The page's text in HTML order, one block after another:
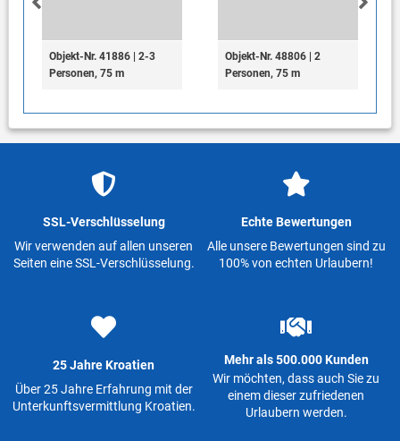
Objekt-Nr. 41886 | 2-3
Personen, 75 m
Objekt-Nr. 48806 | 2
Personen, 75 m
SSL-Verschlüsselung
Wir verwenden auf allen unseren
Seiten eine SSL-Verschlüsselung.
Echte Bewertungen
Alle unsere Bewertungen sind zu
100% von echten Urlaubern!
25 Jahre Kroatien
Über 25 Jahre Erfahrung mit der
Unterkunftsvermittlung Kroatien.
Mehr als 500.000 Kunden
Wir möchten, dass auch Sie zu
einem dieser zufriedenen
Urlaubern werden.